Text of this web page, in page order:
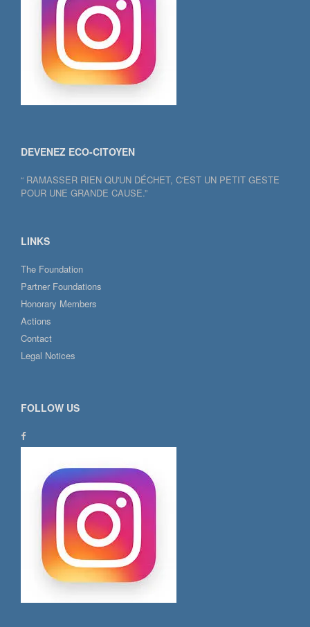
DEVENEZ ECO-CITOYEN
“ RAMASSER RIEN QU'UN DÉCHET, C'EST UN PETIT GESTE
POUR UNE GRANDE CAUSE.”
LINKS
The Foundation
Partner Foundations
Honorary Members
Actions
Contact
Legal Notices
FOLLOW US